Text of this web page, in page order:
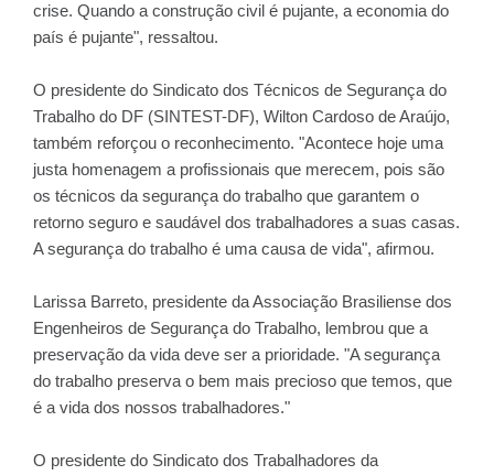
crise. Quando a construção civil é pujante, a economia do
país é pujante", ressaltou.
O presidente do Sindicato dos Técnicos de Segurança do
Trabalho do DF (SINTEST-DF), Wilton Cardoso de Araújo,
também reforçou o reconhecimento. "Acontece hoje uma
justa homenagem a profissionais que merecem, pois são
os técnicos da segurança do trabalho que garantem o
retorno seguro e saudável dos trabalhadores a suas casas.
A segurança do trabalho é uma causa de vida", afirmou.
Larissa Barreto, presidente da Associação Brasiliense dos
Engenheiros de Segurança do Trabalho, lembrou que a
preservação da vida deve ser a prioridade. "A segurança
do trabalho preserva o bem mais precioso que temos, que
é a vida dos nossos trabalhadores."
O presidente do Sindicato dos Trabalhadores da